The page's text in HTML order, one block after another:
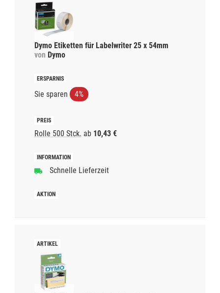
Dymo Etiketten für Labelwriter 25 x 54mm
von Dymo
Sie sparen 4%
Rolle 500 Stck. ab 10,43 €
Schnelle Lieferzeit